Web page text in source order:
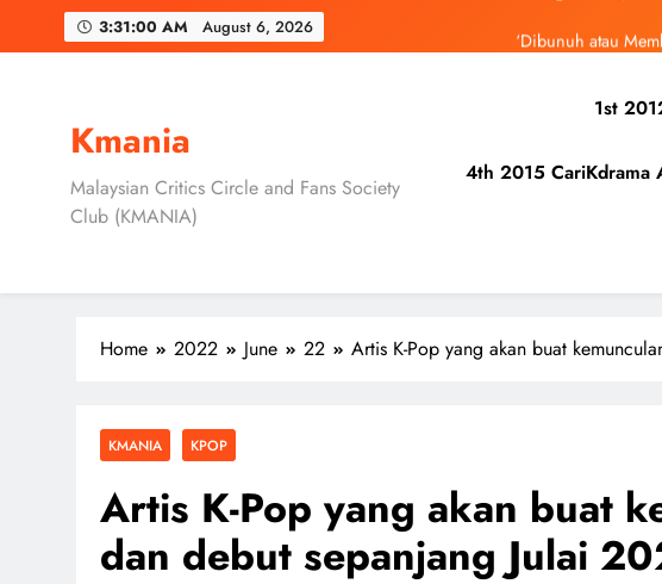
3:31:02 AM August 6, 2026
Duta Global Antarabangsa iQIYI,
‘Dibunuh atau
Kmania
Malaysian Critics Circle and Fans Society
Club (KMANIA)
1st
4th 2015 CariKdrama
Home 2022 June 22 Artis K-Pop yang akan buat
KMANIA KPOP
Artis K-Pop yang akan buat
dan debut sepanjang Julai